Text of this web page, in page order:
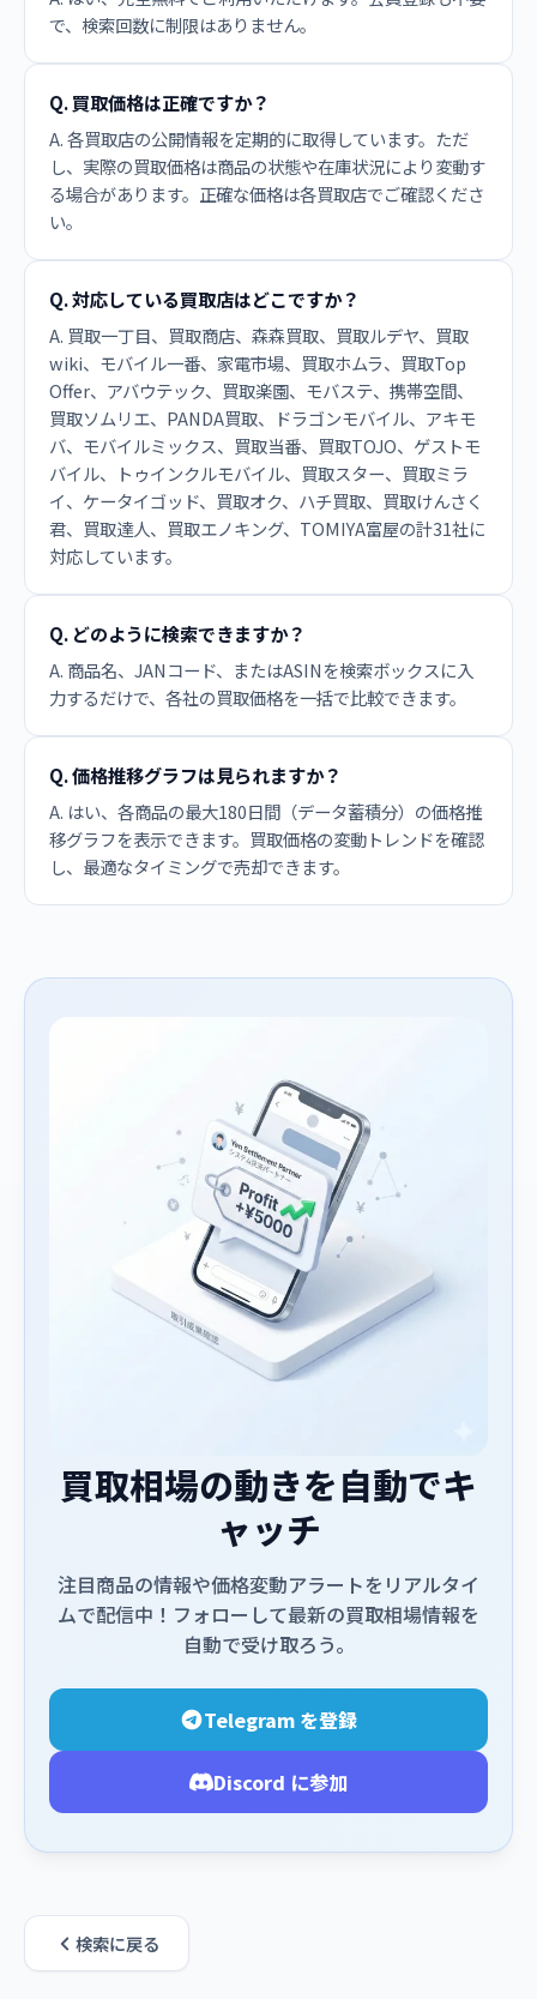
で、検索回数に制限はありません。
Q. 買取価格は正確ですか？
A. 各買取店の公開情報を定期的に取得しています。ただ
し、実際の買取価格は商品の状態や在庫状況により変動す
る場合があります。正確な価格は各買取店でご確認くださ
い。
Q. 対応している買取店はどこですか？
A. 買取一丁目、買取商店、森森買取、買取ルデヤ、買取
wiki、モバイル一番、家電市場、買取ホムラ、買取Top
Offer、アバウテック、買取楽園、モバステ、携帯空間、
買取ソムリエ、PANDA買取、ドラゴンモバイル、アキモ
バ、モバイルミックス、買取当番、買取TOJO、ゲストモ
バイル、トゥインクルモバイル、買取スター、買取ミラ
イ、ケータイゴッド、買取オク、ハチ買取、買取けんさく
君、買取達人、買取エノキング、TOMIYA富屋の計31社に
対応しています。
Q. どのように検索できますか？
A. 商品名、JANコード、またはASINを検索ボックスに入
力するだけで、各社の買取価格を一括で比較できます。
Q. 価格推移グラフは見られますか？
A. はい、各商品の最大180日間（データ蓄積分）の価格推
移グラフを表示できます。買取価格の変動トレンドを確認
し、最適なタイミングで売却できます。
買取相場の動きを自動でキ
ャッチ
注目商品の情報や価格変動アラートをリアルタイ
ムで配信中！フォローして最新の買取相場情報を
自動で受け取ろう。
Telegram を登録
Discord に参加
検索に戻る